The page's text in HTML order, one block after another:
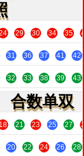
29 30 34 35
31 36 37 41 42
32 33 38 39 43
合数单双
21 23 25 27
20 22 24 26 28